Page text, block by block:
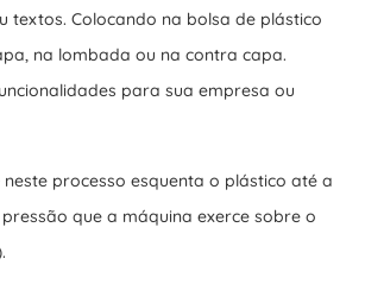
textos. Colocando na bolsa de plástico
na lombada ou na contra capa.
para sua empresa ou
processo esquenta o plástico até a
que a máquina exerce sobre o